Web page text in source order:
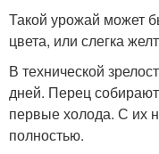
Такой урожай может
цвета, или слегка
В технической
дней. Перец
первые холода. С их
полностью.